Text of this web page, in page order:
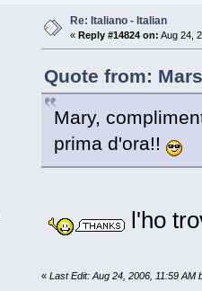
Re: Italiano - Italian
« Reply #14824 on: Aug 24,
Quote from:
Mary,
prima d'ora!!
l'ho
« Last Edit: Aug 24, 2006, 11:59 AM